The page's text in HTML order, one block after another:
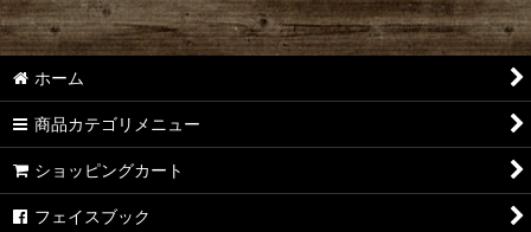
ホーム
商品カテゴリメニュー
ショッピングカート
フェイスブック